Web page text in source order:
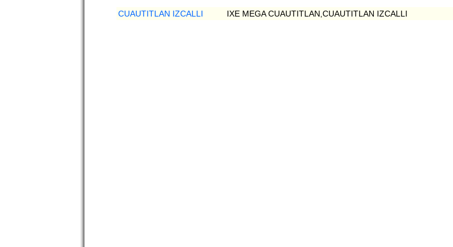
CUAUTITLAN IZCALLI IXE MEGA CUAUTITLAN,CUAUTITLAN IZCALLI